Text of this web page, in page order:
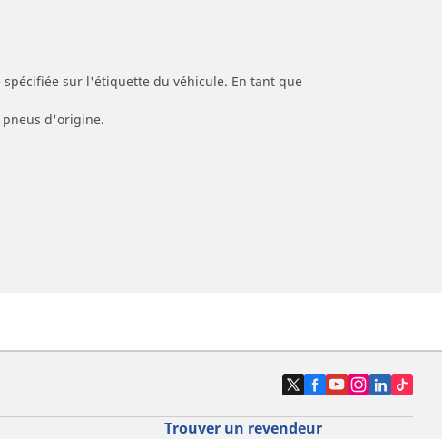
sur l'étiquette du véhicule. En tant que
pneus d'origine.
Trouver un revendeur